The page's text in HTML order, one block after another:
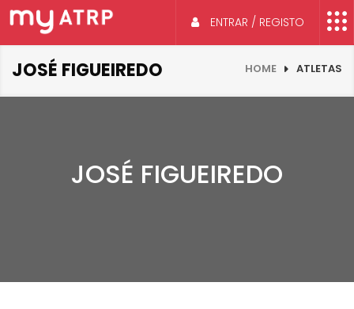
ENTRAR / REGISTO
JOSÉ FIGUEIREDO HOME ATLETAS
JOSÉ FIGUEIREDO